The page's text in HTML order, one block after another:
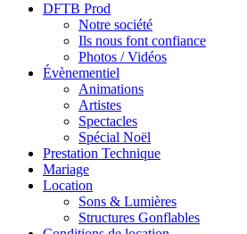
DFTB Prod
Notre société
Ils nous font confiance
Photos / Vidéos
Évènementiel
Animations
Artistes
Spectacles
Spécial Noël
Prestation Technique
Mariage
Location
Sons & Lumières
Structures Gonflables